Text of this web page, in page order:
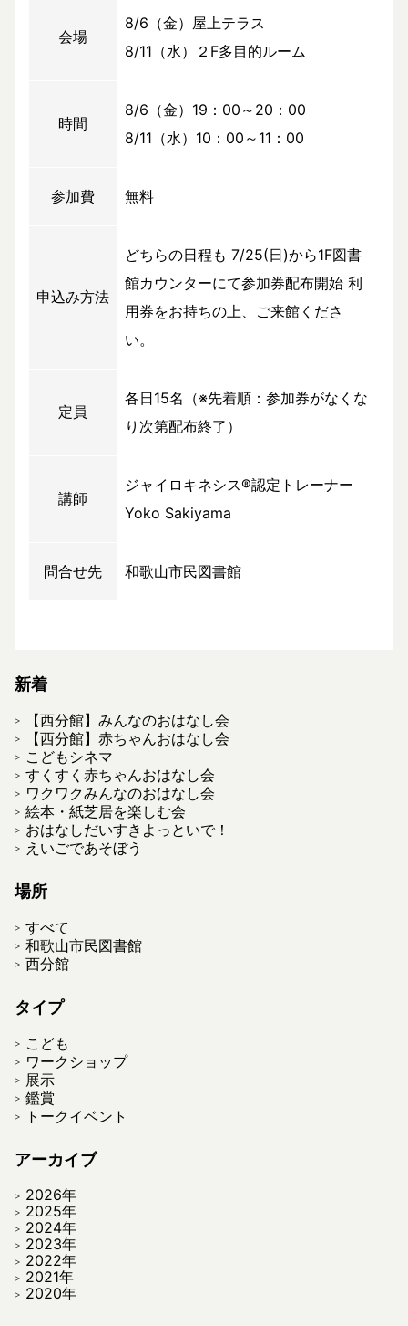
会場
8/6（金）屋上テラス
8/11（水）２F多目的ルーム
時間
8/6（金）19：00～20：00
8/11（水）10：00～11：00
参加費 無料
申込み方法
どちらの日程も 7/25(日)から1F図書
館カウンターにて参加券配布開始 利
用券をお持ちの上、ご来館くださ
い。
定員
各日15名（※先着順：参加券がなくな
り次第配布終了）
講師
ジャイロキネシス®認定トレーナー
Yoko Sakiyama
問合せ先 和歌山市民図書館
新着
【西分館】みんなのおはなし会
【西分館】赤ちゃんおはなし会
こどもシネマ
すくすく赤ちゃんおはなし会
ワクワクみんなのおはなし会
絵本・紙芝居を楽しむ会
おはなしだいすきよっといで！
えいごであそぼう
場所
すべて
和歌山市民図書館
西分館
タイプ
こども
ワークショップ
展示
鑑賞
トークイベント
アーカイブ
2026年
2025年
2024年
2023年
2022年
2021年
2020年